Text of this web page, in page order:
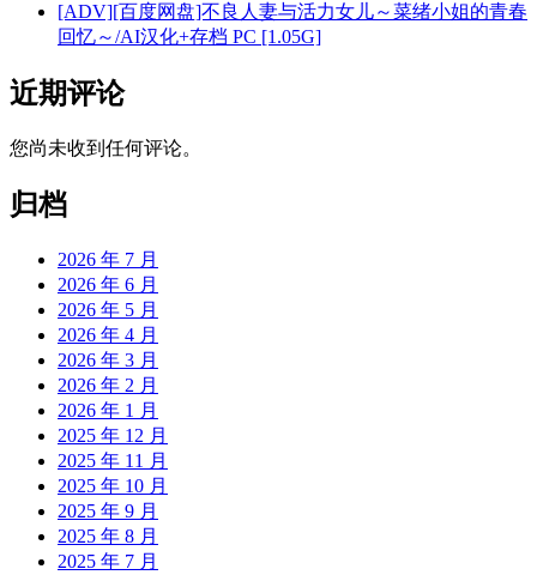
[ADV][百度网盘]不良人妻与活力女儿～菜绪小姐的青春
回忆～/AI汉化+存档 PC [1.05G]
近期评论
您尚未收到任何评论。
归档
2026 年 7 月
2026 年 6 月
2026 年 5 月
2026 年 4 月
2026 年 3 月
2026 年 2 月
2026 年 1 月
2025 年 12 月
2025 年 11 月
2025 年 10 月
2025 年 9 月
2025 年 8 月
2025 年 7 月